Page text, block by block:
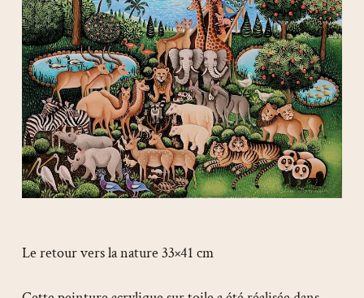
Le retour vers la nature 33×41 cm